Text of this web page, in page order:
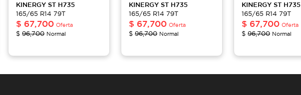
KINERGY ST H735
165/65 R14 79T
$ 67,700 Oferta
$ 96,700 Normal
KINERGY ST H735
165/65 R14 79T
$ 67,700 Oferta
$ 96,700 Normal
KINERGY ST H735
165/65 R14 79T
$ 67,700 Oferta
$ 96,700 Normal